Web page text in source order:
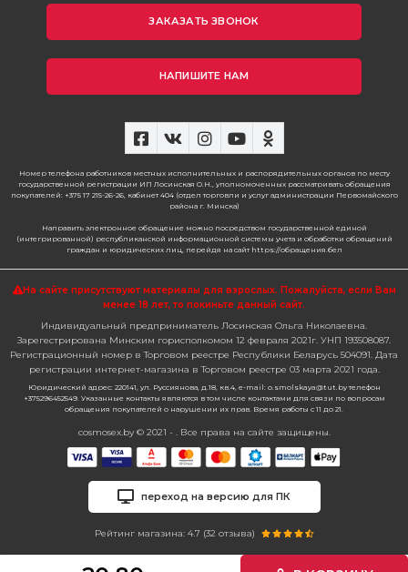
ЗАКАЗАТЬ ЗВОНОК
НАПИШИТЕ НАМ
Номер телефона работников местных исполнительных и распорядительных органов по месту
государственной регистрации ИП Лосинская О.Н., уполномоченных рассматривать обращения
покупателей: +375 17 215-26-26, кабинет 404 (отдел торговли и услуг администрации Первомайского
района г. Минска)
Направить электронное обращение можно посредством государственной единой
(интегрированной) республиканской информационной системы учета и обработки обращений
граждан и юридических лиц, перейдя на сайт https://обращения.бел
На сайте присутствуют материалы для взрослых. Пожалуйста, если Вам
менее 18 лет, то покиньте данный сайт.
Индивидуальный предприниматель Лосинская Ольга Николаевна.
Зарегестрирована Минским горисполкомом 12 февраля 2021г. УНП 193508087.
Регистрационный номер в Торговом реестре Республики Беларусь 504091. Дата
регистрации интернет-магазина в Торговом реестре 03 марта 2021 года.
Юридический адрес: 220141, ул. Руссиянова, д.18, кв.4, e-mail: o.smolskaya@tut.by телефон
+375296452549. Указанные контакты являются в том числе контактами для связи по вопросам
обращения покупателей о нарушении их прав. Время работы с 11 до 21.
cosmosex.by © 2021 - . Все права на сайте защищены.
переход на версию для ПК
Рейтинг магазина: 4.7 (32 отзыва)